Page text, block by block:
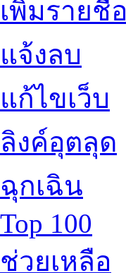
เพิ่มรายชื่อ
แจ้งลบ
แก้ไขเว็บ
ลิงค์อุตลุด
ฉุกเฉิน
Top 100
ช่วยเหลือ